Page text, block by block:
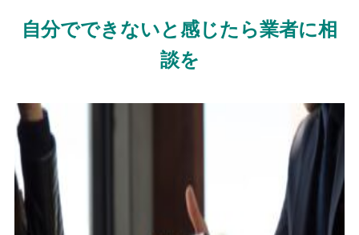
自分でできないと感じたら業者に相
談を